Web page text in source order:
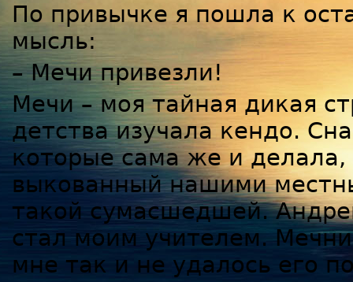
По привычке я пошла к
мысль:
– Мечи привезли!
Мечи – моя тайная дикая
детства изучала кендо.
которые сама же и делала,
выкованный нашими
такой сумасшедшей.
стал моим учителем.
мне так и не удалось его